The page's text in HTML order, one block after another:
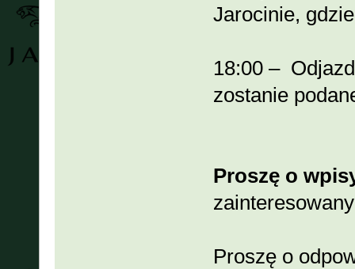
Jarocinie,
18:00 –
zostanie
Proszę o
Proszę o